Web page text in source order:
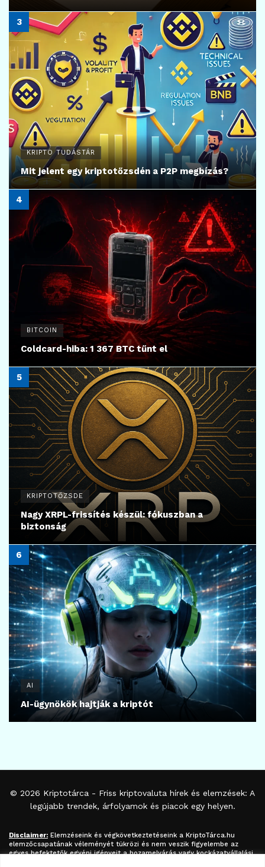
KRIPTO TUDÁSTÁR
Mit jelent egy kriptotőzsdén a P2P megbízás?
BITCOIN
Coldcard-hiba: 1 367 BTC tűnt el
KRIPTOTŐZSDE
Nagy XRPL-frissítés készül: fókuszban a
biztonság
AI
AI-ügynökök hajtják a kriptót
© 2026 Kriptotárca - Friss kriptovaluta hírek és elemzések: A
legújabb trendek, árfolyamok és piacok egy helyen.
Disclaimer: Elemzéseink és végkövetkeztetéseink a KriptoTárca.hu
elemzőcsapatának véleményét tükrözi és nem veszik figyelembe az
egyes befektetők egyéni igényeit a hozamelvárás vagy kockázatvállalási